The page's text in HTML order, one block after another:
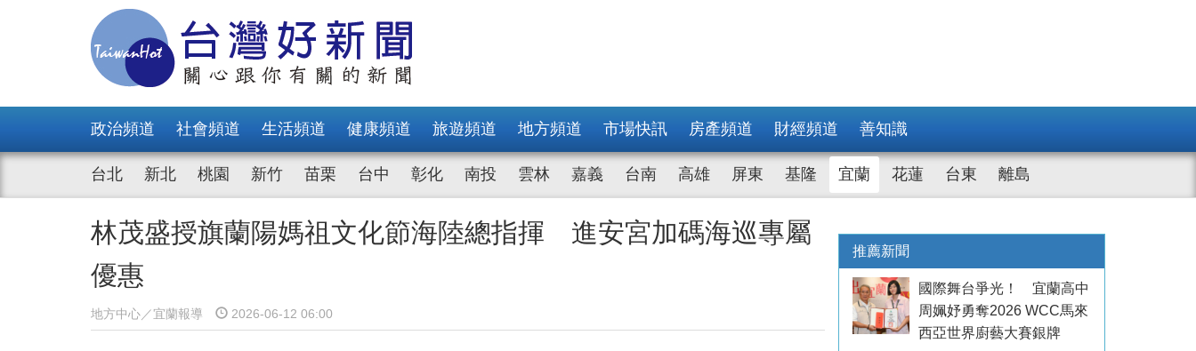
政治頻道 社會頻道 生活頻道 健康頻道 旅遊頻道 地方頻道 市場快訊 房產頻道 財經頻道 善知識
台北 新北 桃園 新竹 苗栗 台中 彰化 南投 雲林 嘉義 台南 高雄 屏東 基隆 宜蘭 花蓮 台東 離島
林茂盛授旗蘭陽媽祖文化節海陸總指揮 進安宮加碼海巡專屬
優惠
地方中心／宜蘭報導 2026-06-12 06:00
推薦新聞
國際舞台爭光！ 宜蘭高中
周姵妤勇奪2026 WCC馬來
西亞世界廚藝大賽銀牌